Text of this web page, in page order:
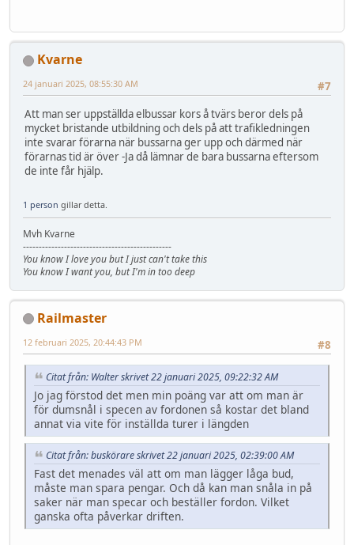
Kvarne
#7
24 januari 2025, 08:55:30 AM
Att man ser uppställda elbussar kors å tvärs beror dels på
mycket bristande utbildning och dels på att trafikledningen
inte svarar förarna när bussarna ger upp och därmed när
förarnas tid är över -Ja då lämnar de bara bussarna eftersom
de inte får hjälp.
1 person gillar detta.
Mvh Kvarne
-----------------------------------------------
You know I love you but I just can't take this
You know I want you, but I'm in too deep
Railmaster
#8
12 februari 2025, 20:44:43 PM
Citat från: Walter skrivet 22 januari 2025, 09:22:32 AM
Jo jag förstod det men min poäng var att om man är
för dumsnål i specen av fordonen så kostar det bland
annat via vite för inställda turer i längden
Citat från: buskörare skrivet 22 januari 2025, 02:39:00 AM
Fast det menades väl att om man lägger låga bud,
måste man spara pengar. Och då kan man snåla in på
saker när man specar och beställer fordon. Vilket
ganska ofta påverkar driften.